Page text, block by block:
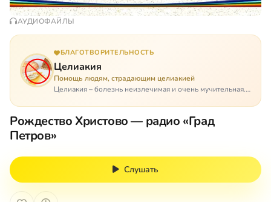
АУДИОФАЙЛЫ
БЛАГОТВОРИТЕЛЬНОСТЬ
Целиакия
Помощь людям, страдающим целиакией
Целиакия – болезнь неизлечимая и очень мучительная.
целиакией страдает в одиночестве, не представляя
опасности ни для кого, кроме своих п…
Рождество Христово — радио «Град
Петров»
Слушать